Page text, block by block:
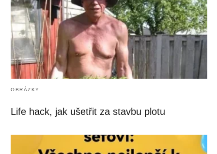
OBRÁZKY
Life hack, jak ušetřit za stavbu plotu